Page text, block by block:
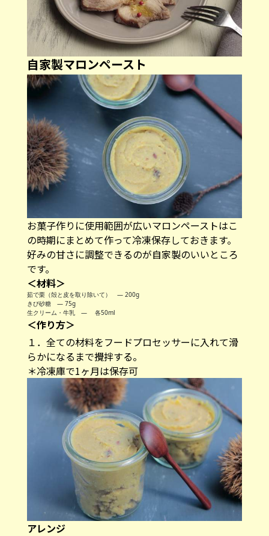
自家製マロンペースト
お菓子作りに使用範囲が広いマロンペーストはこ
の時期にまとめて作って冷凍保存しておきます。
好みの甘さに調整できるのが自家製のいいところ
です。
＜材料＞
茹で栗（殻と皮を取り除いて） ― 200g
きび砂糖 ― 75g
生クリーム・牛乳 ― 各50ml
＜作り方＞
１．全ての材料をフードプロセッサーに入れて滑
らかになるまで攪拌する。
＊冷凍庫で1ヶ月は保存可
アレンジ